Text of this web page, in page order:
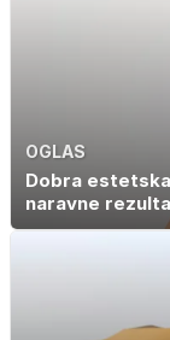
OGLAS
Dobra
naravne